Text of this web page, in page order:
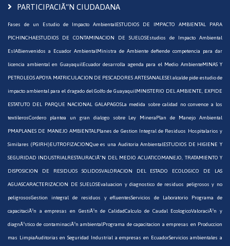
PARTICIPACIÃ“N CIUDADANA
Fases de un Estudio de Impacto AmbientalESTUDIOS DE IMPACTO AMBIENTAL PARA
PICHINCHAESTUDIOS DE CONTAMINACION DE SUELOSEstudios de Impacto Ambiental
EsIABienvenidos a Ecuador AmbientalMinistra de Ambiente defiende competencia para dar
licencia ambiental en GuayaquilEcuador desarrolla agenda para el Medio AmbienteMINAS Y
PETROLEOS APOYA MATRICULACION DE PESCADORES ARTESANALESEl alcalde pide estudio de
impacto ambiental para el dragado del Golfo de GuayaquilMINISTERIO DEL AMBIENTE, EXPIDE
ESTATUTO DEL PARQUE NACIONAL GALAPAGOSLa medida sobre calidad no convence a los
textilerosCordero plantea un gran dialogo sobre Ley MineraPlan de Manejo Ambiental
PMAPLANES DE MANEJO AMBIENTALPlanes de Gestion Integral de Residuos Hospitalarios y
Similares (PGIRH)EUTROFIZACIONQue es una Auditoria AmbientalESTUDIOS DE HIGIENE Y
SEGURIDAD INDUSTRIALRESTAURACIÃ“N DEL MEDIO ACUATICOMANEJO, TRATAMIENTO Y
DISPOSICION DE RESIDUOS SOLIDOSVALORACION DEL ESTADO ECOLOGICO DE LAS
AGUASCARACTERIZACION DE SUELOSEvaluacion y diagnostico de residuos peligrosos y no
peligrososGestion integral de residuos y efluentesServicios de Laboratorio Programa de
capacitaciÃ³n a empresas en GestiÃ³n de CalidadCalculo de Caudal EcologicoValoraciÃ³n y
diagnÃ³stico de contaminaciÃ³n ambientalPrograma de capacitacion a empresas en Produccion
mas LimpiaAuditorias en Seguridad Industrial a empresas en EcuadorServicios ambientales a